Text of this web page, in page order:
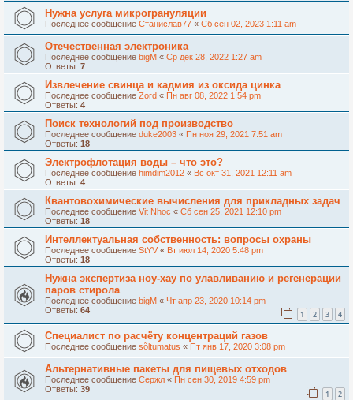
Нужна услуга микрогрануляции
Последнее сообщение Станислав77 « Сб сен 02, 2023 1:11 am
Отечественная электроника
Последнее сообщение bigM « Ср дек 28, 2022 1:27 am
Ответы: 7
Извлечение свинца и кадмия из оксида цинка
Последнее сообщение Zord « Пн авг 08, 2022 1:54 pm
Ответы: 4
Поиск технологий под производство
Последнее сообщение duke2003 « Пн ноя 29, 2021 7:51 am
Ответы: 18
Электрофлотация воды – что это?
Последнее сообщение himdim2012 « Вс окт 31, 2021 12:11 am
Ответы: 4
Квантовохимические вычисления для прикладных задач
Последнее сообщение Vit Nhoc « Сб сен 25, 2021 12:10 pm
Ответы: 18
Интеллектуальная собственность: вопросы охраны
Последнее сообщение StYV « Вт июл 14, 2020 5:48 pm
Ответы: 18
Нужна экспертиза ноу-хау по улавливанию и регенерации
паров стирола
Последнее сообщение bigM « Чт апр 23, 2020 10:14 pm
Ответы: 64 1 2 3 4
Специалист по расчёту концентраций газов
Последнее сообщение sõltumatus « Пт янв 17, 2020 3:08 pm
Альтернативные пакеты для пищевых отходов
Последнее сообщение Сержл « Пн сен 30, 2019 4:59 pm
Ответы: 39 1 2